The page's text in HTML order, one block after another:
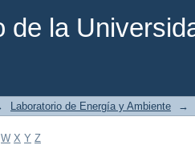
de la
Laboratorio de Energía y Ambiente →
W X Y Z